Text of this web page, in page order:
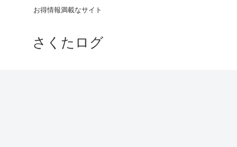
お得情報満載なサイト
さくたログ